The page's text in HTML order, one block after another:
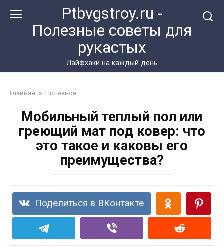
Ptbvgstroy.ru -
Полезные советы для
рукастых
Лайфхаки на каждый день
Главная » Полезное
Мобильный теплый пол или
греющий мат под ковер: что
это такое и каковы его
преимущества?
Поделиться в ВКонтакте